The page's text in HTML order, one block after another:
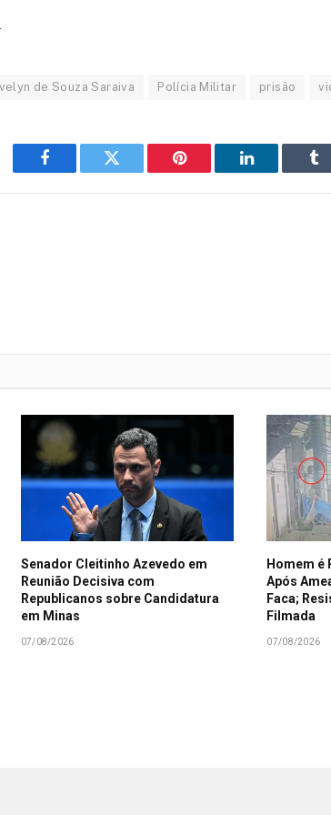
de Souza Saraiva Polícia Militar prisão
Facebook Twitter Pinterest LinkedIn
Senador Cleitinho Azevedo em
Reunião Decisiva com
Republicanos sobre Candidatura
em Minas
07/08/2026
Homem é
Após
Faca;
Filmada
07/08/2026